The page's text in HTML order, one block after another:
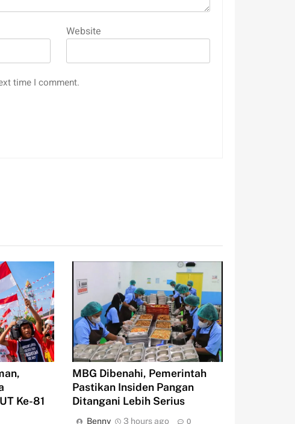
Website
time I comment.
Ke-81
MBG Dibenahi, Pemerintah
Pastikan Insiden Pangan
Ditangani Lebih Serius
Benny 3 hours ago 0